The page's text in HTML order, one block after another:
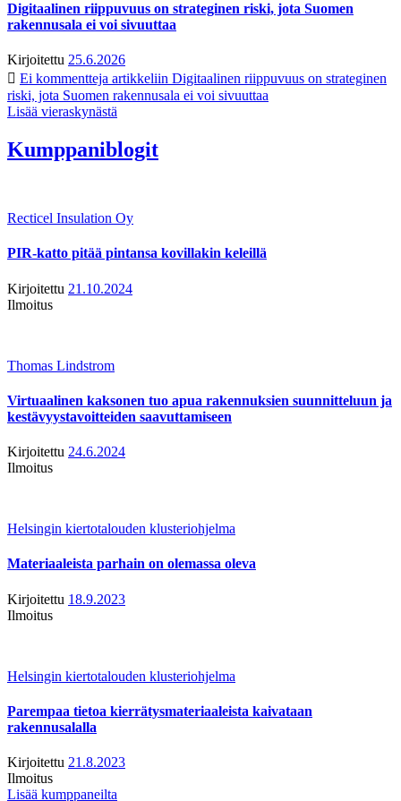
Digitaalinen riippuvuus on strateginen riski, jota Suomen
rakennusala ei voi sivuuttaa
Kirjoitettu 25.6.2026
Ei kommentteja artikkeliin Digitaalinen riippuvuus on strateginen
riski, jota Suomen rakennusala ei voi sivuuttaa
Lisää vieraskynästä
Kumppaniblogit
Recticel Insulation Oy
PIR-katto pitää pintansa kovillakin keleillä
Kirjoitettu 21.10.2024
Ilmoitus
Thomas Lindstrom
Virtuaalinen kaksonen tuo apua rakennuksien suunnitteluun ja
kestävyystavoitteiden saavuttamiseen
Kirjoitettu 24.6.2024
Ilmoitus
Helsingin kiertotalouden klusteriohjelma
Materiaaleista parhain on olemassa oleva
Kirjoitettu 18.9.2023
Ilmoitus
Helsingin kiertotalouden klusteriohjelma
Parempaa tietoa kierrätysmateriaaleista kaivataan
rakennusalalla
Kirjoitettu 21.8.2023
Ilmoitus
Lisää kumppaneilta